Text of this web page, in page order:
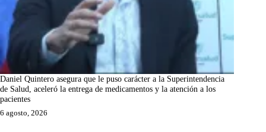
Daniel Quintero asegura que le puso carácter a la Superintendencia
de Salud, aceleró la entrega de medicamentos y la atención a los
pacientes
6 agosto, 2026